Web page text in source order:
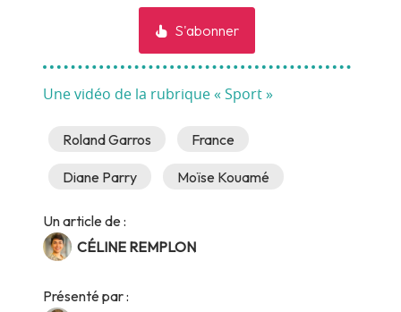
S'abonner
Une vidéo de la rubrique « Sport »
Roland Garros France
Diane Parry Moïse Kouamé
Un article de :
CÉLINE REMPLON
Présenté par :